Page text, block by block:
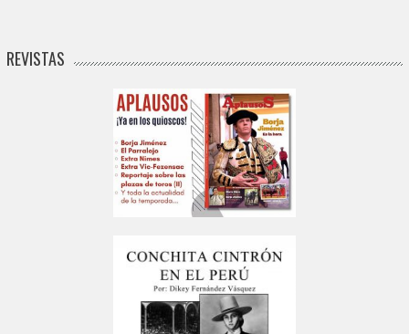
REVISTAS